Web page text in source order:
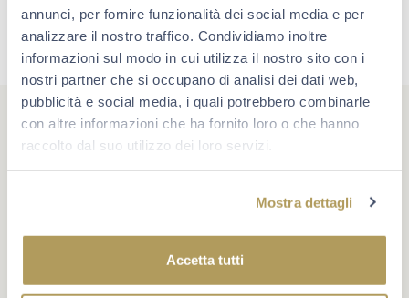
annunci, per fornire funzionalità dei social media e per
analizzare il nostro traffico. Condividiamo inoltre
informazioni sul modo in cui utilizza il nostro sito con i
nostri partner che si occupano di analisi dei dati web,
pubblicità e social media, i quali potrebbero combinarle
con altre informazioni che ha fornito loro o che hanno
raccolto dal suo utilizzo dei loro servizi.
Mostra dettagli
Accetta tutti
la voglia di star bene insieme. Scopri Berlucchi sui
social.